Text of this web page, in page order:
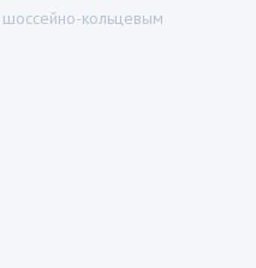
кольцевым